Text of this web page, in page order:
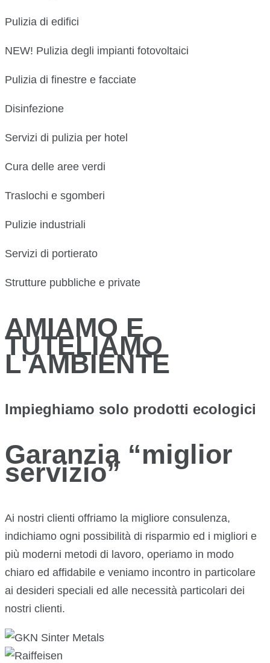
Pulizia di edifici
NEW! Pulizia degli impianti fotovoltaici
Pulizia di finestre e facciate
Disinfezione
Servizi di pulizia per hotel
Cura delle aree verdi
Traslochi e sgomberi
Pulizie industriali
Servizi di portierato
Strutture pubbliche e private
AMIAMO E
TUTELIAMO
L'AMBIENTE
Impieghiamo solo prodotti ecologici
Garanzia “miglior
servizio”
Ai nostri clienti offriamo la migliore consulenza,
indichiamo ogni possibilità di risparmio ed i migliori e
più moderni metodi di lavoro, operiamo in modo
chiaro ed affidabile e veniamo incontro in particolare
ai desideri speciali ed alle necessità particolari dei
nostri clienti.